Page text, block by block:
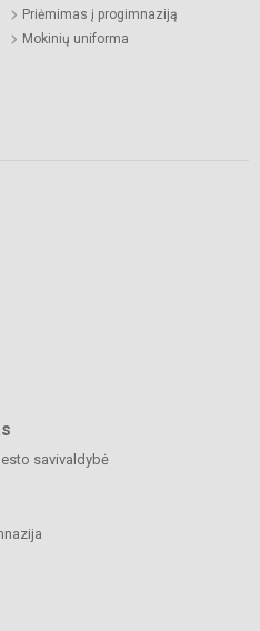
Priėmimas į progimnaziją
Mokinių uniforma
savivaldybė